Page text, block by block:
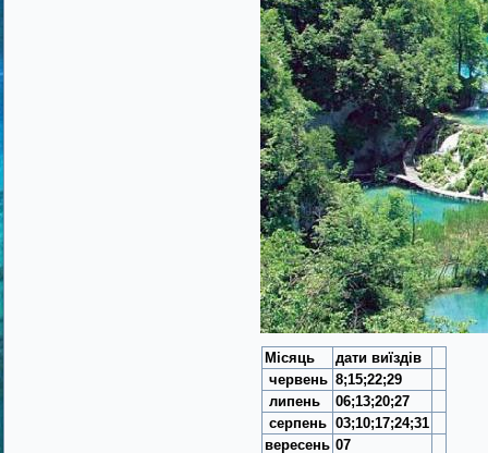
Місяць
дати виїздів
червень 8;15;22;29
липень
06;13;20;27
серпень 03;10;17;24;31
вересень 07